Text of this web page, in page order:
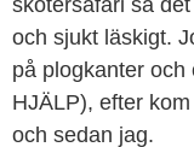
skotersafari så
och sjukt läskigt.
på plogkanter och
HJÄLP), efter
och sedan jag.